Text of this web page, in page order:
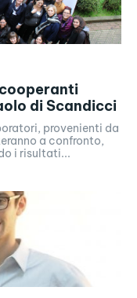
di Scandicci
provenienti da
a confronto,
i risultati...